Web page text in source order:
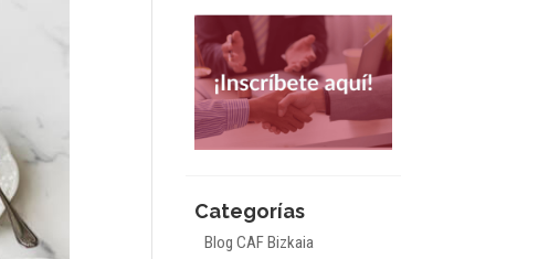
Categorías
Blog CAF Bizkaia